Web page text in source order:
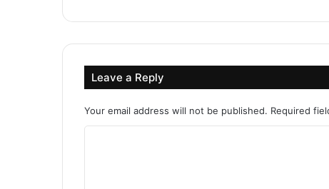
Leave a Reply
Your email address will not be published. Required